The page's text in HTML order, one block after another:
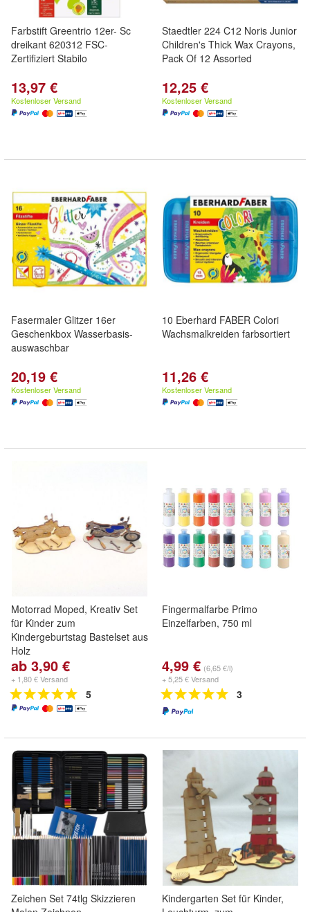
Farbstift Greentrio 12er- Sc
dreikant 620312 FSC-
Zertifiziert Stabilo
13,97 €
Kostenloser Versand
Staedtler 224 C12 Noris Junior
Children's Thick Wax Crayons,
Pack Of 12 Assorted
12,25 €
Kostenloser Versand
Fasermaler Glitzer 16er
Geschenkbox Wasserbasis-
auswaschbar
20,19 €
Kostenloser Versand
10 Eberhard FABER Colori
Wachsmalkreiden farbsortiert
11,26 €
Kostenloser Versand
Motorrad Moped, Kreativ Set
für Kinder zum
Kindergeburtstag Bastelset aus
Holz
ab 3,90 €
+ 1,80 € Versand
5
Fingermalfarbe Primo
Einzelfarben, 750 ml
4,99 € (6,65 €/l)
+ 5,25 € Versand
3
Zeichen Set 74tlg Skizzieren
Kindergarten Set für Kinder,